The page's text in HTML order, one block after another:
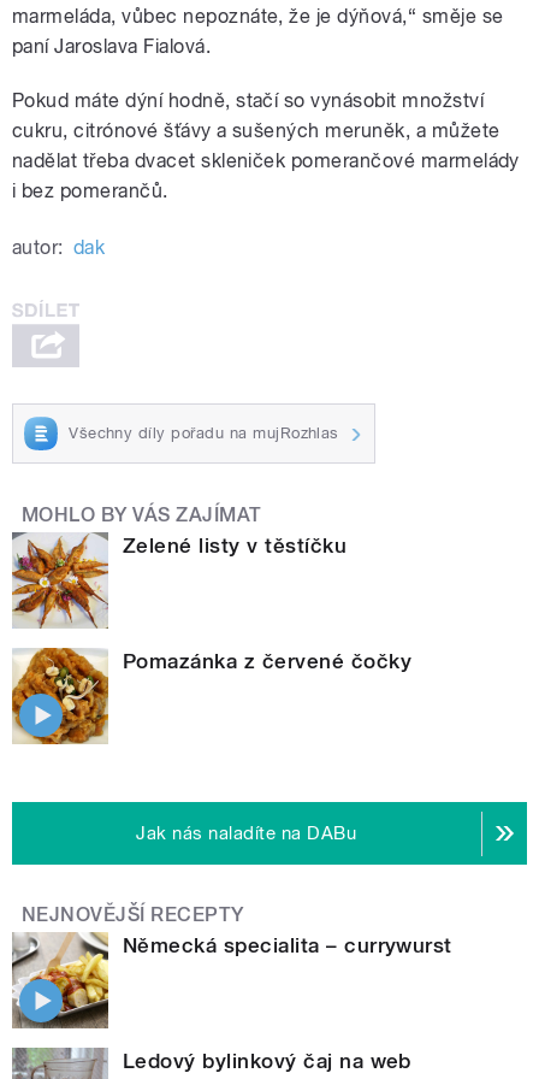
marmeláda, vůbec nepoznáte, že je dýňová,“ směje se
paní Jaroslava Fialová.
Pokud máte dýní hodně, stačí so vynásobit množství
cukru, citrónové šťávy a sušených meruněk, a můžete
nadělat třeba dvacet skleniček pomerančové marmelády
i bez pomerančů.
autor: dak
Všechny díly pořadu na mujRozhlas
MOHLO BY VÁS ZAJÍMAT
Zelené listy v těstíčku
Pomazánka z červené čočky
Jak nás naladíte na DABu
NEJNOVĚJŠÍ RECEPTY
Německá specialita – currywurst
Ledový bylinkový čaj na web